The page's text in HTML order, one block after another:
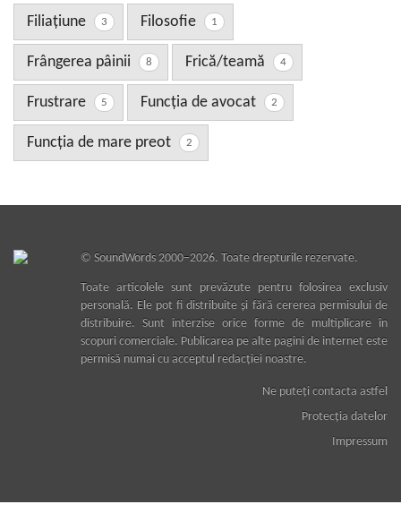
Filiaţiune 3 Filosofie 1
Frângerea pâinii 8 Frică/teamă 4
Frustrare 5 Funcţia de avocat 2
Funcţia de mare preot 2
© SoundWords2000–2026. Toate drepturile rezervate.
Toate articolele sunt prevăzute pentru folosirea exclusiv
personală. Ele pot fi distribuite şi fără cererea permisului de
distribuire. Sunt interzise orice forme de multiplicare în
scopuri comerciale. Publicarea pe alte pagini de internet este
permisă numai cu acceptul redacţiei noastre.
Ne puteţi contacta astfel
Protecţia datelor
Impressum